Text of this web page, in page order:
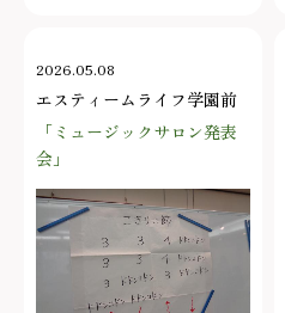
2026.05.08
エスティームライフ学園前
「ミュージックサロン発表
会」